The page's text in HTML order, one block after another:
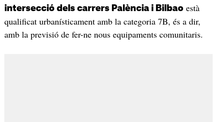
intersecció dels carrers Palència i Bilbao està
qualificat urbanísticament amb la categoria 7B, és a dir,
amb la previsió de fer-ne nous equipaments comunitaris.